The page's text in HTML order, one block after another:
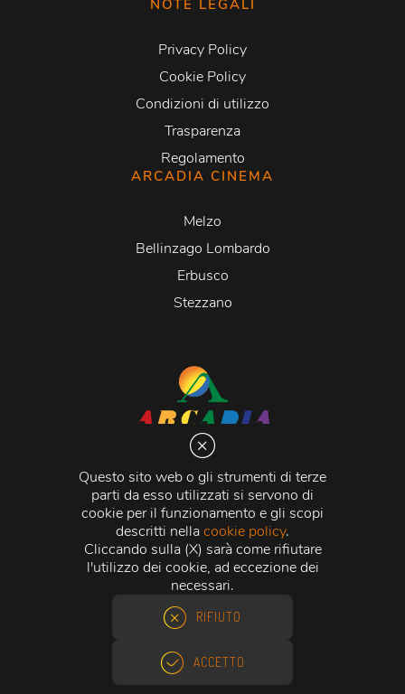
Questo sito web o gli strumenti di terze
parti da esso utilizzati si servono di
cookie per il funzionamento e gli scopi
descritti nellacookie policy.
Cliccando sulla (X) sarà come rifiutare
l'utilizzo dei cookie, ad eccezione dei
necessari.
RIFIUTO
ACCETTO
ACQUISTO RAPIDO
NOTE LEGALI
Privacy Policy
Cookie Policy
Condizioni di utilizzo
Trasparenza
Regolamento
ARCADIA CINEMA
Melzo
Bellinzago Lombardo
Erbusco
Stezzano
Via Martiri della Libertà 20066 Melzo (MI)
C.C.I.A.A. - R.E.A di Milano n. 1427910
Registro delle Imprese di Milano n. 338392 -
Fiscale e Partita Iva11015840157 | Capitale Sociale
500.000,00 i.v.
Credits:Crea Informatica S.r.l. 2026 © Tutti i diritti
riservati.